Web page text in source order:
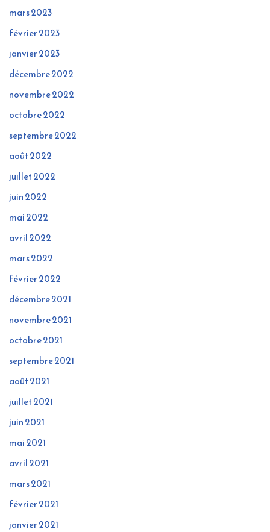
mars 2023
février 2023
janvier 2023
décembre 2022
novembre 2022
octobre 2022
septembre 2022
août 2022
juillet 2022
juin 2022
mai 2022
avril 2022
mars 2022
février 2022
décembre 2021
novembre 2021
octobre 2021
septembre 2021
août 2021
juillet 2021
juin 2021
mai 2021
avril 2021
mars 2021
février 2021
janvier 2021